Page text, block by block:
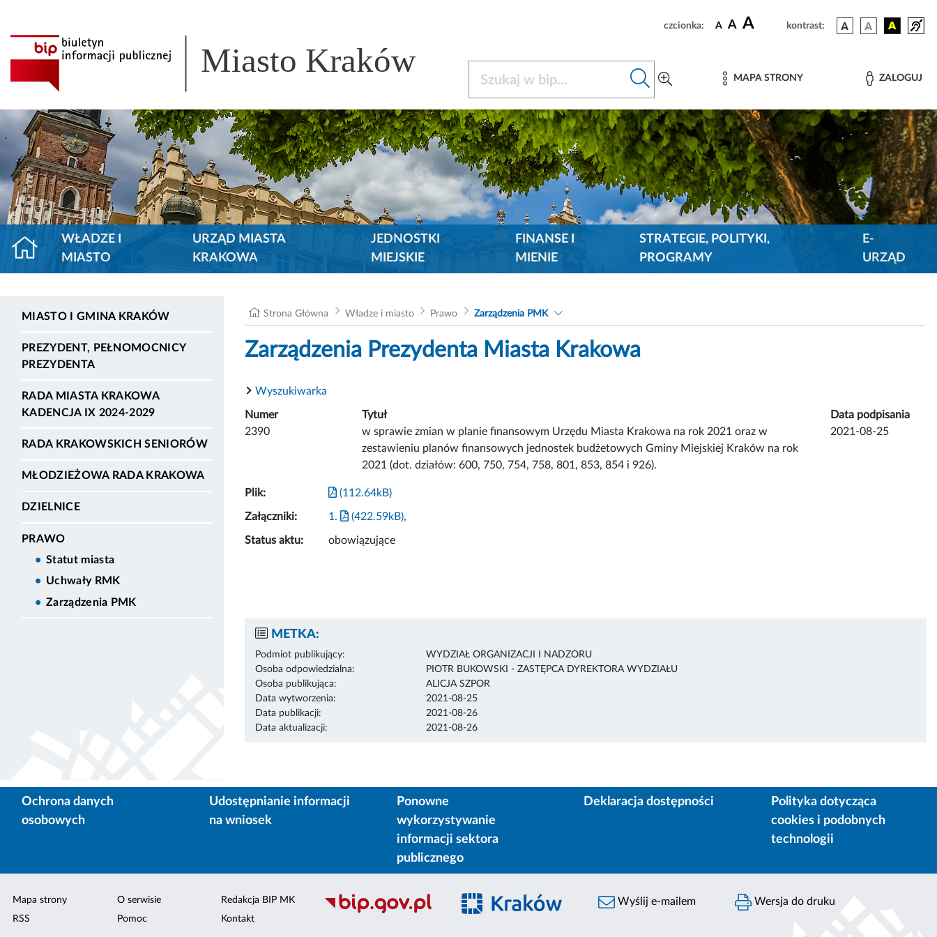
czcionka: A A A kontrast:
Miasto Kraków MAPA STRONY ZALOGUJ
WŁADZE I
MIASTO
URZĄD MIASTA
KRAKOWA
JEDNOSTKI
MIEJSKIE
FINANSE I
MIENIE
STRATEGIE, POLITYKI,
PROGRAMY
E-
URZĄD
MIASTO I GMINA KRAKÓW
PREZYDENT, PEŁNOMOCNICY
PREZYDENTA
RADA MIASTA KRAKOWA
KADENCJA IX 2024-2029
RADA KRAKOWSKICH SENIORÓW
MŁODZIEŻOWA RADA KRAKOWA
DZIELNICE
PRAWO
Statut miasta
Uchwały RMK
Zarządzenia PMK
Strona Główna Władze i miasto Prawo Zarządzenia PMK
Zarządzenia Prezydenta Miasta Krakowa
Wyszukiwarka
Numer Tytuł
Data podpisania
2390
w sprawie zmian w planie finansowym Urzędu Miasta Krakowa na rok 2021 oraz w
zestawieniu planów finansowych jednostek budżetowych Gminy Miejskiej Kraków na rok
2021 (dot. działów: 600, 750, 754, 758, 801, 853, 854 i 926).
2021-08-25
Plik: (112.64kB)
Załączniki: 1. (422.59kB),
Status aktu: obowiązujące
METKA:
Podmiot publikujący:
WYDZIAŁ ORGANIZACJI I NADZORU
Osoba odpowiedzialna:
PIOTR BUKOWSKI - ZASTĘPCA DYREKTORA WYDZIAŁU
Osoba publikująca:
ALICJA SZPOR
Data wytworzenia:
2021-08-25
Data publikacji:
2021-08-26
Data aktualizacji:
2021-08-26
Ochrona danych
osobowych
Udostępnianie informacji
na wniosek
Ponowne
wykorzystywanie
informacji sektora
publicznego
Deklaracja dostępności
Polityka dotycząca
cookies i podobnych
technologii
Mapa strony
RSS
O serwisie
Pomoc
Redakcja BIP MK
Kontakt
Wyślij e-mailem Wersja do druku